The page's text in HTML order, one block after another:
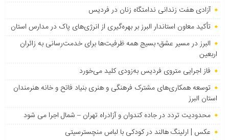
آزادی هفت زندانی ندامتگاه زنان در فردیس
تأکید معاون استاندار البرز بر بهره‌گیری از انرژی‌های پاک در مدارس استان
البرز در مسیر عشق؛ بسیج همه ظرفیت‌ها برای خدمت‌رسانی به زائران
اربعین
فاز اجرایی متروی فردیس به‌زودی کلید می‌خورد
توسعه همکاری‌های مشترک فرهنگی و هنری بنیاد فاتح و خانه هنرمندان
استان البرز
محدودیت تردد در جاده کندوان و آزادراه تهران – شمال اجرا می شود
عکس | ارلینگ هالند در کودکی با لباس منچسترسیتی